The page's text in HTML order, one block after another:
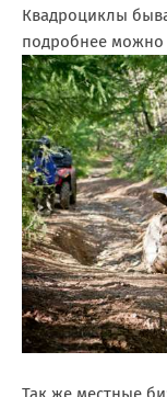
Квадроциклы
подробнее можно